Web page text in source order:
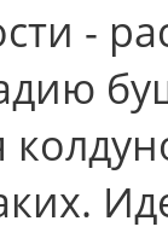
-